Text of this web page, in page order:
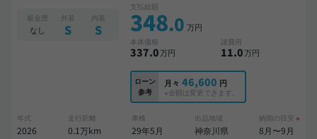
アロ リフトアップ 衝突軽減 ローダウン
板金歴
なし
外装
S
内装
S
支払総額
348.0 万円
本体価格
337.0万円
諸費用
11.0万円
ローン
参考
月々 46,600 円
※金額は変更できます。
年式
2026
走行距離
0.1万km
車検
29年5月
出品地域
神奈川県
納期の目安 ※
8月〜9月